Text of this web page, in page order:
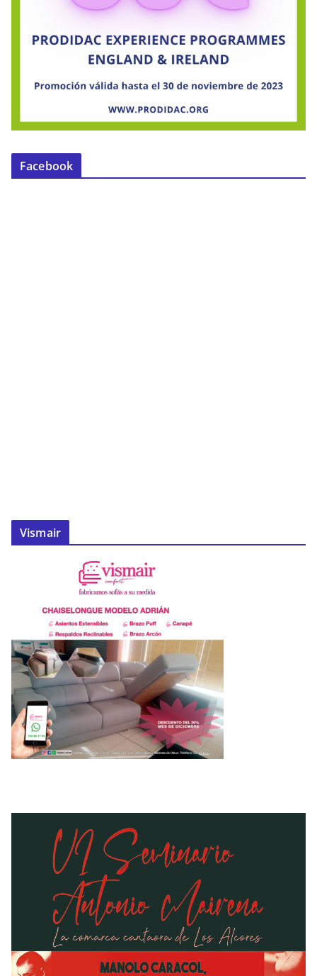
Facebook
Vismair